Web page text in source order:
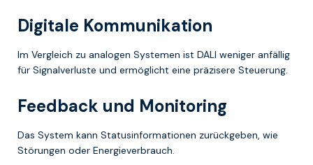
Digitale Kommunikation
Im Vergleich zu analogen Systemen ist DALI weniger anfällig
für Signalverluste und ermöglicht eine präzisere Steuerung.
Feedback und Monitoring
Das System kann Statusinformationen zurückgeben, wie
Störungen oder Energieverbrauch.